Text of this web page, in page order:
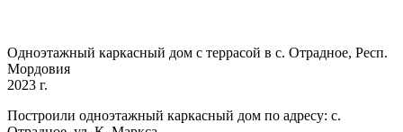
Одноэтажный каркасный дом с террасой в с. Отрадное, Респ.
Мордовия
2023 г.
Построили одноэтажный каркасный дом по адресу: с.